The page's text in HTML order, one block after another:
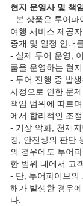
현지 운영사 및 책
- 본 상품은 투어파
여행 서비스 제공
중개 및 일정 안내
- 실제 투어 운영,
품을 운영하는 현
- 투어 진행 중 발
사정으로 인한 문
책임 범위에 따르
에서 합리적인 조
- 기상 악화, 천재
정, 안전상의 판단
의 경우에도 투어
한 범위 내에서 고
- 단, 투어파이브의
해가 발생한 경우
다.